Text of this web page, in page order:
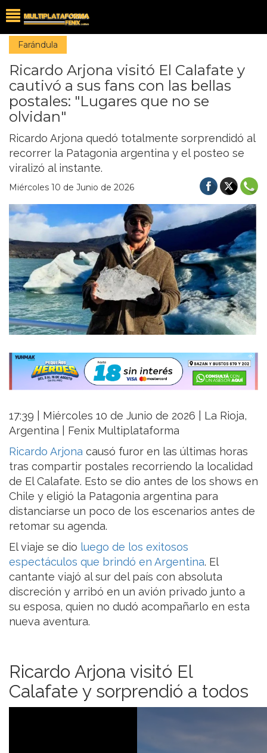
Farándula
Ricardo Arjona visitó El Calafate y
cautivó a sus fans con las bellas
postales: "Lugares que no se
olvidan"
Ricardo Arjona quedó totalmente sorprendidó al
recorrer la Patagonia argentina y el posteo se
viralizó al instante.
Miércoles 10 de Junio de 2026
17:39 | Miércoles 10 de Junio de 2026 | La Rioja,
Argentina | Fenix Multiplataforma
Ricardo Arjona causó furor en las últimas horas
tras compartir postales recorriendo la localidad
de El Calafate. Esto se dio antes de los shows en
Chile y eligió la Patagonia argentina para
distanciarse un poco de los escenarios antes de
retomar su agenda.
El viaje se dio luego de los exitosos
espectáculos que brindó en Argentina. El
cantante viajó al sur del país con absoluta
discreción y arribó en un avión privado junto a
su esposa, quien no dudó acompañarlo en esta
nueva aventura.
Ricardo Arjona visitó El
Calafate y sorprendió a todos